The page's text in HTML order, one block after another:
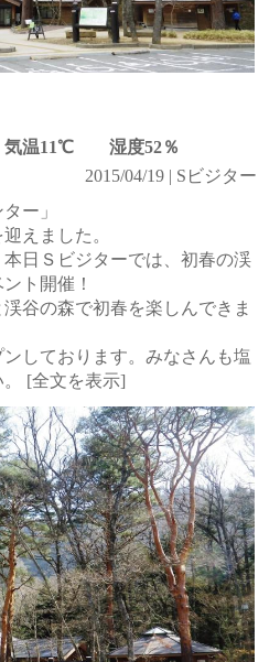
温11℃ 湿度52％
2015/04/19 | Sビジター
ー」
えました。
日Ｓビジターでは、初春の渓
ト開催！
谷の森で初春を楽しんできま
しております。みなさんも塩
[全文を表示]